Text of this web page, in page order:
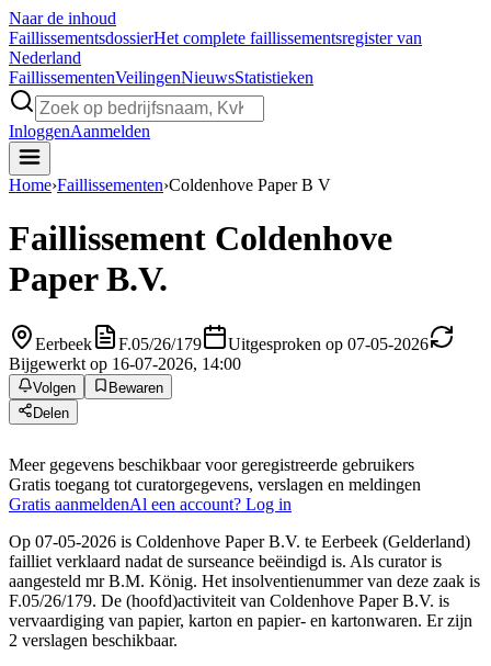
Naar de inhoud
FaillissementsdossierHet complete faillissementsregister van
Nederland
FaillissementenVeilingenNieuwsStatistieken
InloggenAanmelden
Home›Faillissementen›Coldenhove Paper B V
Faillissement Coldenhove
Paper B.V.
Eerbeek F.05/26/179
Uitgesproken op 07-05-2026
Bijgewerkt op 16-07-2026, 14:00
Volgen
Bewaren
Delen
Meer gegevens beschikbaar voor geregistreerde gebruikers
Gratis toegang tot curatorgegevens, verslagen en meldingen
Gratis aanmeldenAl een account? Log in
Op 07-05-2026 is Coldenhove Paper B.V. te Eerbeek (Gelderland)
failliet verklaard nadat de surseance beëindigd is. Als curator is
aangesteld mr B.M. König. Het insolventienummer van deze zaak is
F.05/26/179. De (hoofd)activiteit van Coldenhove Paper B.V. is
vervaardiging van papier, karton en papier- en kartonwaren. Er zijn
2 verslagen beschikbaar.